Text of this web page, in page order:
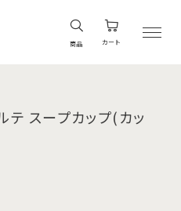
商品 カート
スープカップ(カッ